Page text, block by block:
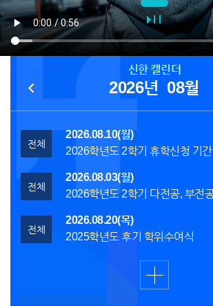
신한 캘린더
2026년 08월
전체
2026.08.10(월)
2026학년도 2학기 휴학신청 기간
전체
2026.08.03(월)
전체
2026.08.20(목)
2025학년도 후기 학위수여식